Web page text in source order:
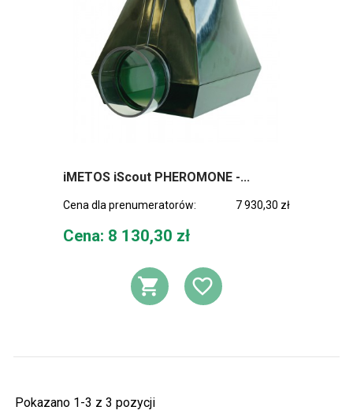
iMETOS iScout PHEROMONE -...
Cena dla prenumeratorów: 7 930,30 zł
Cena
Cena: 8 130,30 zł
DODAJ DO
DODAJ DO
Pokazano 1-3 z 3 pozycji